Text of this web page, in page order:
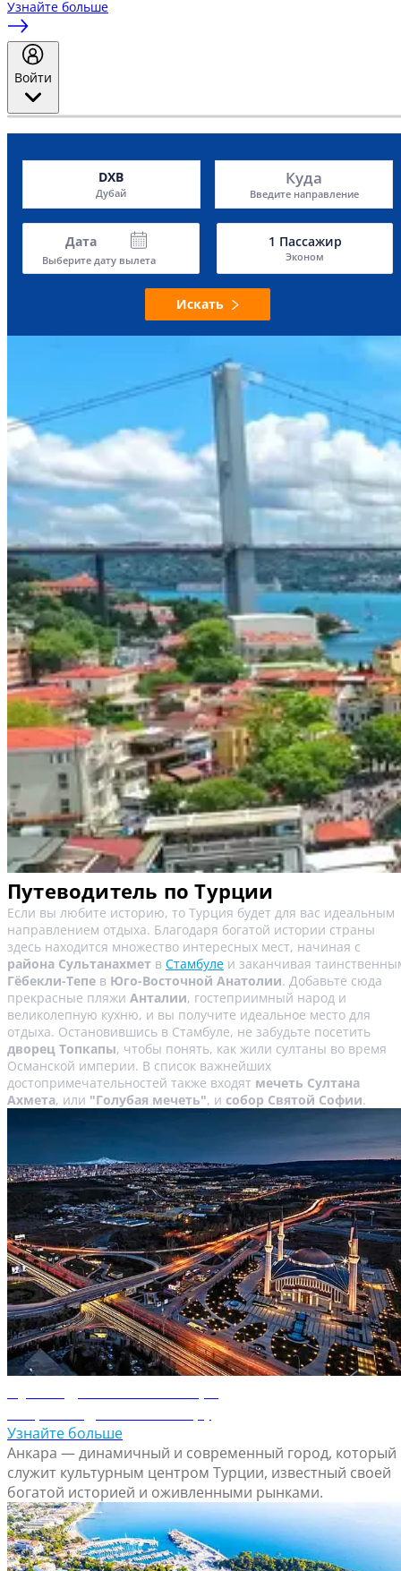
Узнайте больше
Войти
DXB
Дубай
Куда
Введите направление
Дата
Выберите дату вылета
1 Пассажир
Эконом
Искать
Путеводитель по Турции
Если вы любите историю, то Турция будет для вас идеальным
направлением отдыха. Благодаря богатой истории страны
здесь находится множество интересных мест, начиная с
района Сультанахмет в Стамбуле и заканчивая
Гёбекли-Тепе в Юго-Восточной Анатолии. Добавьте сюда
прекрасные пляжи Анталии, гостеприимный народ и
великолепную кухню, и вы получите идеальное место для
отдыха. Остановившись в Стамбуле, не забудьте посетить
дворец Топкапы, чтобы понять, как жили султаны во время
Османской империи. В список важнейших
достопримечательностей также входят мечеть Султана
Ахмета, или "Голубая мечеть", и собор Святой Софии.
Узнайте больше
Анкара — динамичный и современный город, который
служит культурным центром Турции, известный своей
богатой историей и оживленными рынками.